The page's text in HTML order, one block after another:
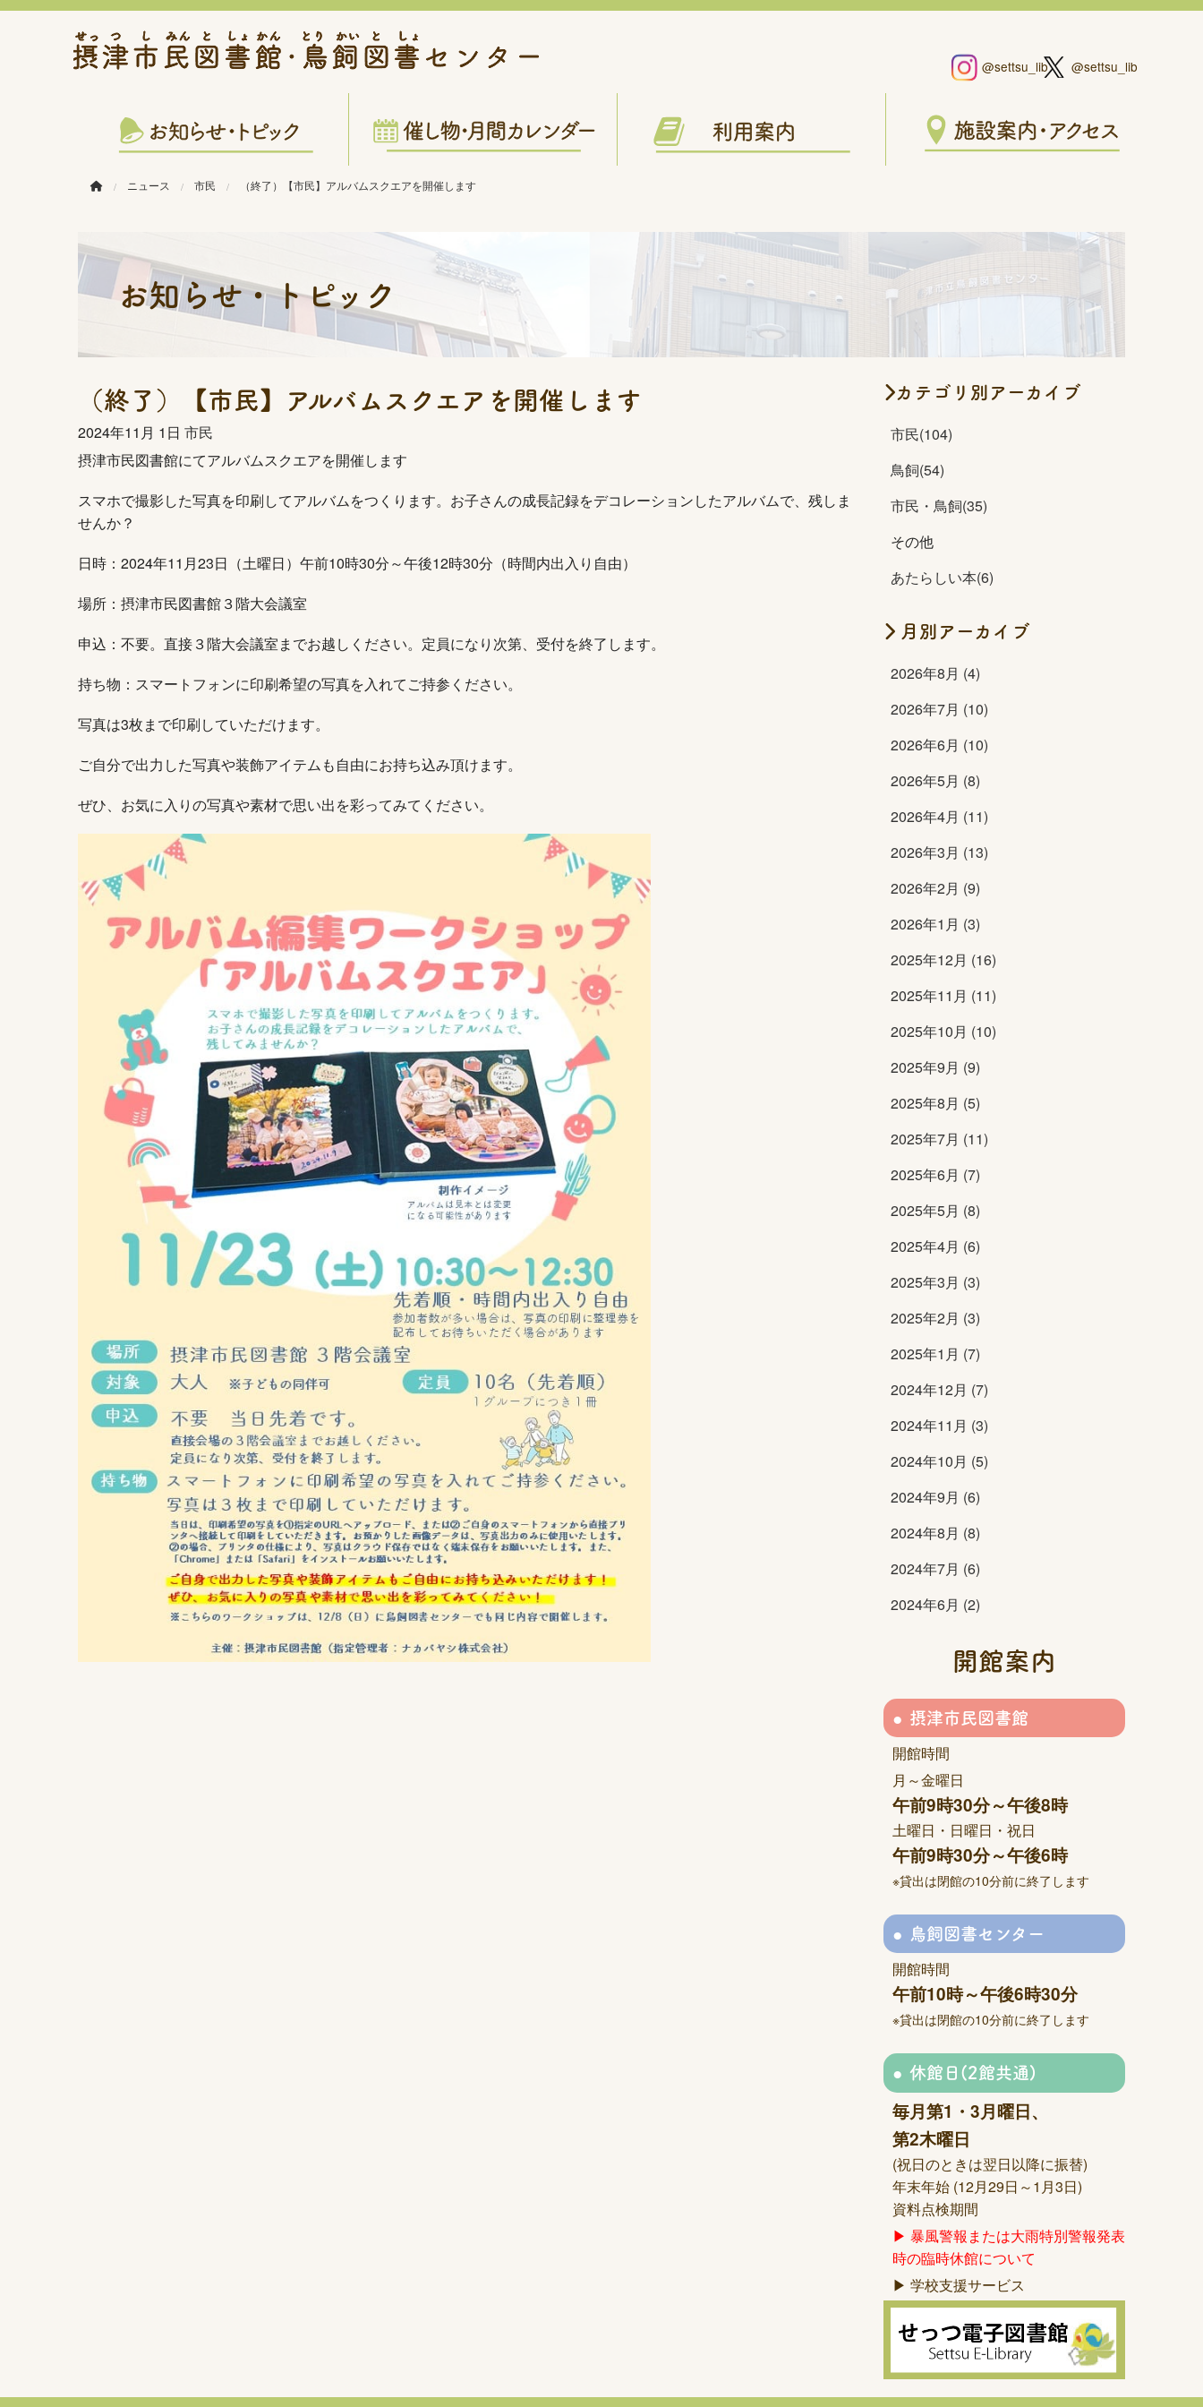
@settsu_lib @settsu_lib
ニュース 市民 （終了）【市民】アルバムスクエアを開催します
お知らせ・トピック
（終了）【市民】アルバムスクエアを開催します
2024年11月 1日 市民
摂津市民図書館にてアルバムスクエアを開催します
スマホで撮影した写真を印刷してアルバムをつくります。お子さんの成長記録をデコレーションしたアルバムで、残しま
せんか？
日時：2024年11月23日（土曜日）午前10時30分～午後12時30分（時間内出入り自由）
場所：摂津市民図書館３階大会議室
申込：不要。直接３階大会議室までお越しください。定員になり次第、受付を終了します。
持ち物：スマートフォンに印刷希望の写真を入れてご持参ください。
写真は3枚まで印刷していただけます。
ご自分で出力した写真や装飾アイテムも自由にお持ち込み頂けます。
ぜひ、お気に入りの写真や素材で思い出を彩ってみてください。
カテゴリ別アーカイブ
市民(104)
鳥飼(54)
市民・鳥飼(35)
その他
あたらしい本(6)
月別アーカイブ
2026年8月 (4)
2026年7月 (10)
2026年6月 (10)
2026年5月 (8)
2026年4月 (11)
2026年3月 (13)
2026年2月 (9)
2026年1月 (3)
2025年12月 (16)
2025年11月 (11)
2025年10月 (10)
2025年9月 (9)
2025年8月 (5)
2025年7月 (11)
2025年6月 (7)
2025年5月 (8)
2025年4月 (6)
2025年3月 (3)
2025年2月 (3)
2025年1月 (7)
2024年12月 (7)
2024年11月 (3)
2024年10月 (5)
2024年9月 (6)
2024年8月 (8)
2024年7月 (6)
2024年6月 (2)
開館案内
摂津市民図書館
開館時間
月～金曜日
午前9時30分～午後8時
土曜日・日曜日・祝日
午前9時30分～午後6時
※貸出は閉館の10分前に終了します
鳥飼図書センター
開館時間
午前10時～午後6時30分
※貸出は閉館の10分前に終了します
休館日(2館共通)
毎月第1・3月曜日、
第2木曜日
(祝日のときは翌日以降に振替)
年末年始 (12月29日～1月3日)
資料点検期間
▶ 暴風警報または大雨特別警報発表
時の臨時休館について
▶ 学校支援サービス